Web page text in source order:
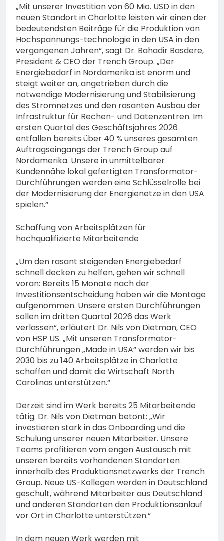
„Mit unserer Investition von 60 Mio. USD in den
neuen Standort in Charlotte leisten wir einen der
bedeutendsten Beiträge für die Produktion von
Hochspannungs-technologie in den USA in den
vergangenen Jahren“, sagt Dr. Bahadir Basdere,
President & CEO der Trench Group. „Der
Energiebedarf in Nordamerika ist enorm und
steigt weiter an, angetrieben durch die
notwendige Modernisierung und Stabilisierung
des Stromnetzes und den rasanten Ausbau der
Infrastruktur für Rechen- und Datenzentren. Im
ersten Quartal des Geschäftsjahres 2026
entfallen bereits über 40 % unseres gesamten
Auftragseingangs der Trench Group auf
Nordamerika. Unsere in unmittelbarer
Kundennähe lokal gefertigten Transformator-
Durchführungen werden eine Schlüsselrolle bei
der Modernisierung der Energienetze in den USA
spielen.“
Schaffung von Arbeitsplätzen für
hochqualifizierte Mitarbeitende
„Um den rasant steigenden Energiebedarf
schnell decken zu helfen, gehen wir schnell
voran: Bereits 15 Monate nach der
Investitionsentscheidung haben wir die Montage
aufgenommen. Unsere ersten Durchführungen
sollen im dritten Quartal 2026 das Werk
verlassen“, erläutert Dr. Nils von Dietman, CEO
von HSP US. „Mit unseren Transformator-
Durchführungen „Made in USA“ werden wir bis
2030 bis zu 140 Arbeitsplätze in Charlotte
schaffen und damit die Wirtschaft North
Carolinas unterstützen.“
Derzeit sind im Werk bereits 25 Mitarbeitende
tätig. Dr. Nils von Dietman betont: „Wir
investieren stark in das Onboarding und die
Schulung unserer neuen Mitarbeiter. Unsere
Teams profitieren vom engen Austausch mit
unseren bereits vorhandenen Standorten
innerhalb des Produktionsnetzwerks der Trench
Group. Neue US-Kollegen werden in Deutschland
geschult, während Mitarbeiter aus Deutschland
und anderen Standorten den Produktionsanlauf
vor Ort in Charlotte unterstützen.“